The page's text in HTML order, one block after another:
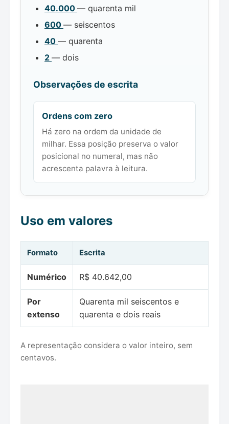
40.000 — quarenta mil
600 — seiscentos
40 — quarenta
2 — dois
Observações de escrita
Ordens com zero
Há zero na ordem da unidade de
milhar. Essa posição preserva o valor
posicional no numeral, mas não
acrescenta palavra à leitura.
Uso em valores
Formato Escrita
Numérico R$ 40.642,00
Por
extenso
Quarenta mil seiscentos e
quarenta e dois reais
A representação considera o valor inteiro, sem
centavos.